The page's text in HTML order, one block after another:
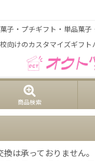
子・プチギフト・単品菓
向けのカスタマイズギフ
商品検索
は承っておりません。